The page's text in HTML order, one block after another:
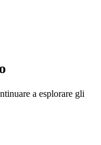
a esplorare gli